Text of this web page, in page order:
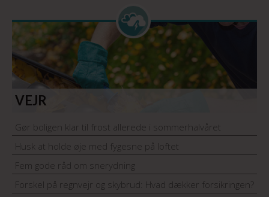
VEJR
Gør boligen klar til frost allerede i sommerhalvåret
Husk at holde øje med fygesne på loftet
Fem gode råd om snerydning
Forskel på regnvejr og skybrud: Hvad dækker forsikringen?